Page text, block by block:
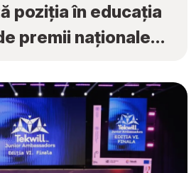
poziția în educația
premii naționale